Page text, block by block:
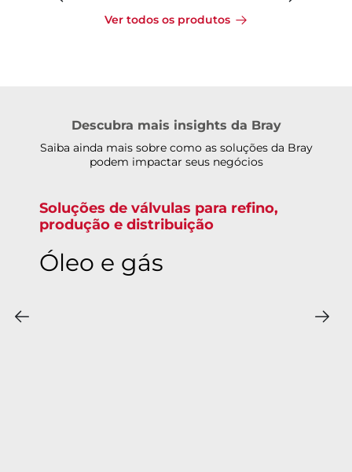
Ver todos os produtos
Descubra mais insights da Bray
Saiba ainda mais sobre como as soluções da Bray
podem impactar seus negócios
Soluções de válvulas confiáveis para
a indústria química
Química e